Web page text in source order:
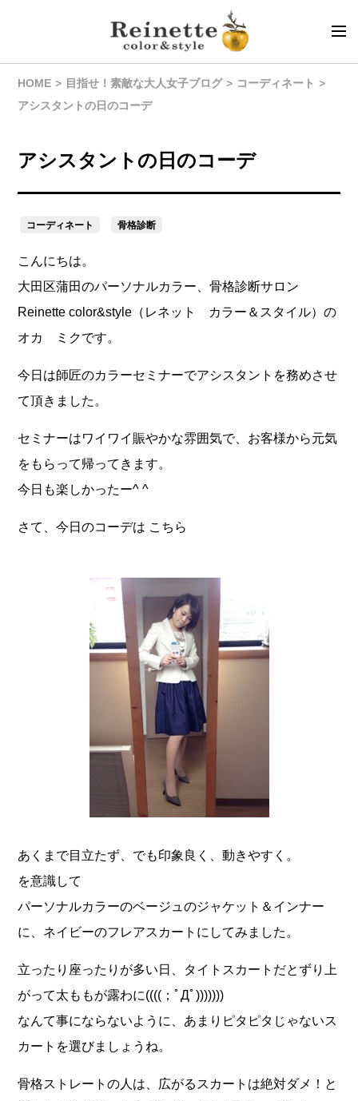
HOME 目指せ！素敵な大人女子ブログ
コーディネート
アシスタントの日のコーデ
アシスタントの日のコーデ
コーディネート 骨格診断
こんにちは。
大田区蒲田のパーソナルカラー、骨格診断サロン
Reinette color&style（レネット カラー＆スタイル）の
オカ ミクです。
今日は師匠のカラーセミナーでアシスタントを務めさせ
て頂きました。
セミナーはワイワイ賑やかな雰囲気で、お客様から元気
をもらって帰ってきます。
今日も楽しかったー^ ^
さて、今日のコーデは こちら
あくまで目立たず、でも印象良く、動きやすく。
を意識して
パーソナルカラーのベージュのジャケット＆インナー
に、ネイビーのフレアスカートにしてみました。
立ったり座ったりが多い日、タイトスカートだとずり上
がって太ももが露わに((((；ﾟДﾟ)))))))
なんて事にならないように、あまりピタピタじゃないス
カートを選びましょうね。
骨格ストレートの人は、広がるスカートは絶対ダメ！と